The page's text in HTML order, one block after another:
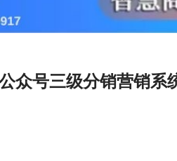
众号三级分销营销系